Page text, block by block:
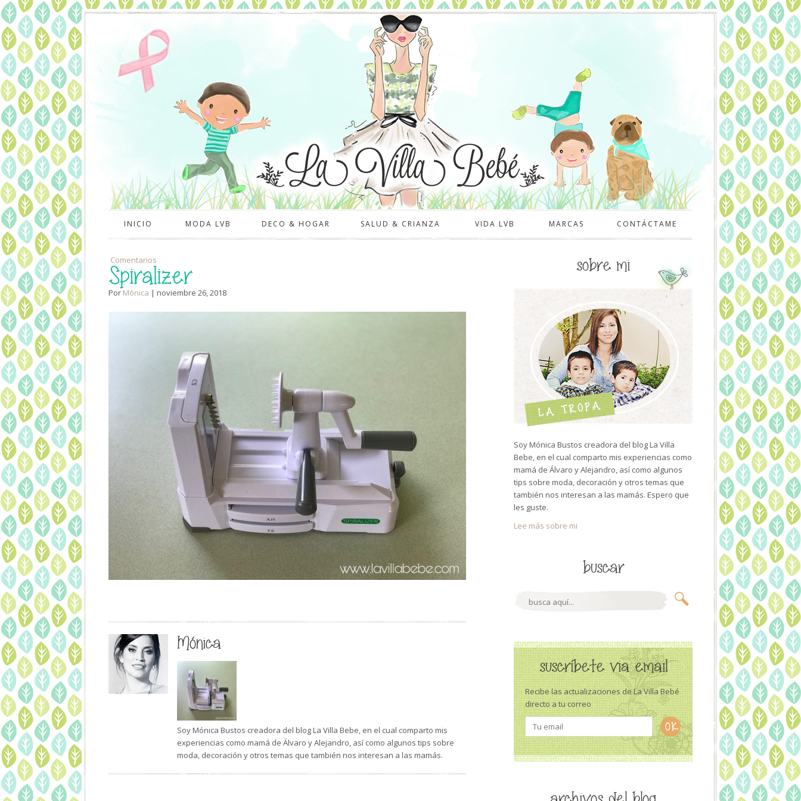
INICIO MODA LVB DECO & HOGAR SALUD & CRIANZA VIDA LVB MARCAS CONTÁCTAME
Comentarios
Spiralizer
Por Mónica | noviembre 26, 2018
Mónica
Soy Mónica Bustos creadora del blog La Villa Bebe, en el cual comparto mis
experiencias como mamá de Álvaro y Alejandro, así como algunos tips sobre
moda, decoración y otros temas que también nos interesan a las mamás.
sobre mi
Soy Mónica Bustos creadora del blog La Villa
Bebe, en el cual comparto mis experiencias como
mamá de Álvaro y Alejandro, así como algunos
tips sobre moda, decoración y otros temas que
también nos interesan a las mamás. Espero que
les guste.
Lee más sobre mi
buscar
suscríbete via email
Recibe las actualizaciones de La Villa Bebé
directo a tu correo